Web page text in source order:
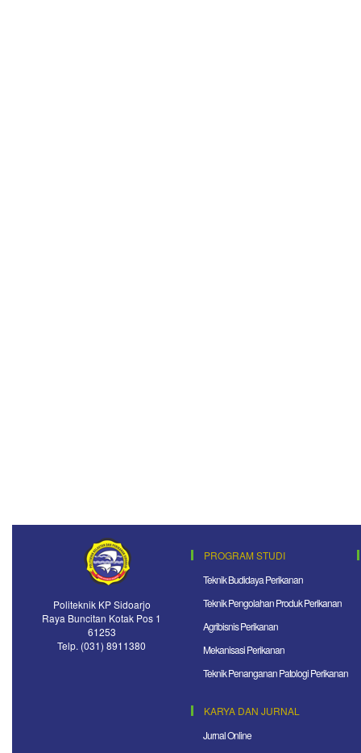
Politeknik KP Sidoarjo
Raya Buncitan Kotak Pos 1
61253
Telp. (031) 8911380
PROGRAM STUDI
Teknik Budidaya Perikanan
Teknik Pengolahan Produk Perikanan
Agribisnis Perikanan
Mekanisasi Perikanan
Teknik Penanganan Patologi Perikanan
KARYA DAN JURNAL
Jurnal Online